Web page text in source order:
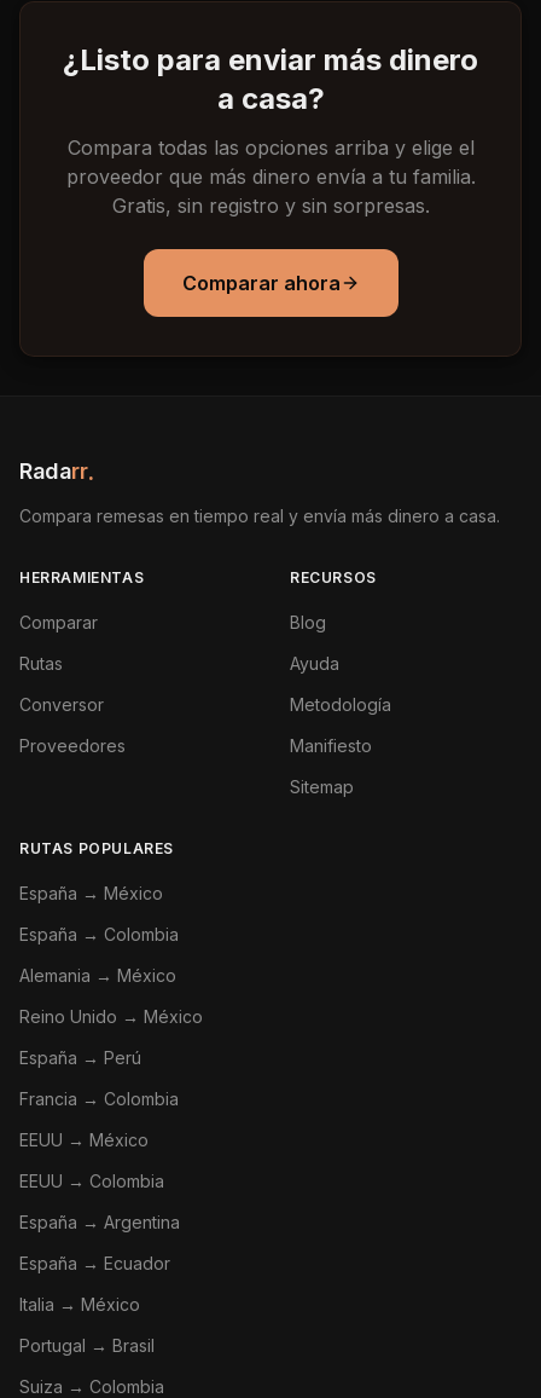
¿Listo para enviar más dinero
a casa?
Compara todas las opciones arriba y elige el
proveedor que más dinero envía a tu familia.
Gratis, sin registro y sin sorpresas.
Comparar ahora
Radarr.
Compara remesas en tiempo real y envía más dinero a casa.
HERRAMIENTAS
Comparar
Rutas
Conversor
Proveedores
RECURSOS
Blog
Ayuda
Metodología
Manifiesto
Sitemap
RUTAS POPULARES
España → México
España → Colombia
Alemania → México
Reino Unido → México
España → Perú
Francia → Colombia
EEUU → México
EEUU → Colombia
España → Argentina
España → Ecuador
Italia → México
Portugal → Brasil
Suiza → Colombia